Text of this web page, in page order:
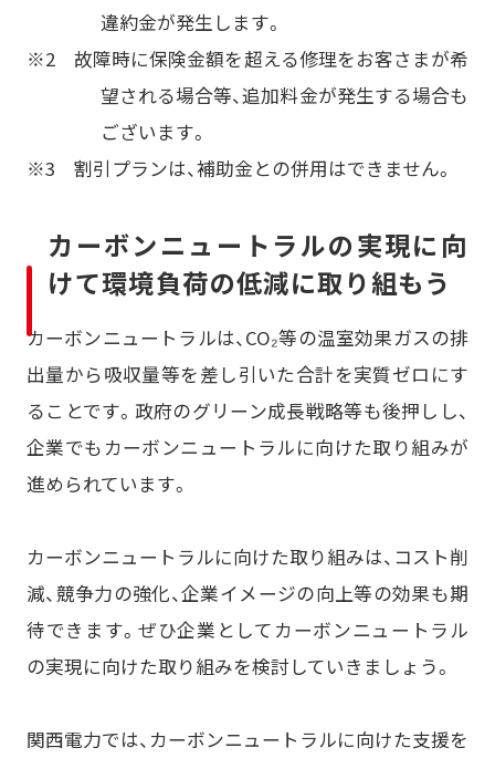
違約金が発生します。
※2 故障時に保険金額を超える修理をお客さまが希
望される場合等、追加料金が発生する場合も
ございます。
※3 割引プランは、補助金との併用はできません。
カーボンニュートラルの実現に向
けて環境負荷の低減に取り組もう
カーボンニュートラルは、CO₂等の温室効果ガスの排
出量から吸収量等を差し引いた合計を実質ゼロにす
ることです。政府のグリーン成長戦略等も後押しし、
企業でもカーボンニュートラルに向けた取り組みが
進められています。
カーボンニュートラルに向けた取り組みは、コスト削
減、競争力の強化、企業イメージの向上等の効果も期
待できます。ぜひ企業としてカーボンニュートラル
の実現に向けた取り組みを検討していきましょう。
関西電力では、カーボンニュートラルに向けた支援を